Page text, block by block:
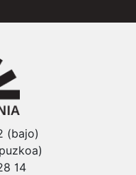
(bajo)
14